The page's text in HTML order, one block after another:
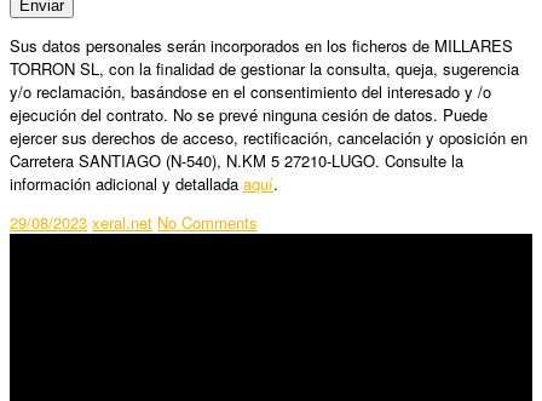
Sus datos personales serán incorporados en los ficheros de MILLARES
TORRON SL, con la finalidad de gestionar la consulta, queja, sugerencia
y/o reclamación, basándose en el consentimiento del interesado y /o
ejecución del contrato. No se prevé ninguna cesión de datos. Puede
ejercer sus derechos de acceso, rectificación, cancelación y oposición en
Carretera SANTIAGO (N-540), N.KM 5 27210-LUGO. Consulte la
información adicional y detallada aquí.
29/08/2023 xeral.net No Comments